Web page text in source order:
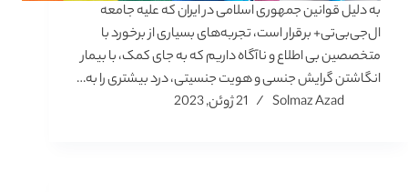
به دلیل قوانین جمهوری اسلامی در ایران که علیه جامعه
ال‌جی‌بی‌تی+ برقرار است، تجربه‌های بسیاری از برخورد با
متخصصین بی اطلاع و ناآگاه داریم که به‌ جای کمک، با بیمار
انگاشتن گرایش جنسی و هویت جنسیتی، درد بیشتری را به…
Solmaz Azad
21 ژوئن, 2023